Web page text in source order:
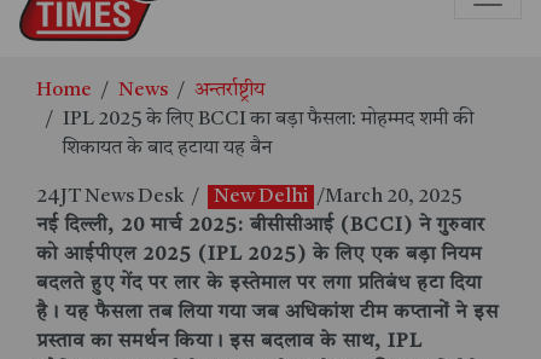
Home News
अन्तर्राष्ट्रीय
IPL 2025 के लिए BCCI का बड़ा फैसला: मोहम्मद शमी की
शिकायत के बाद हटाया यह बैन
24JT News Desk / New Delhi /March 20, 2025
नई दिल्ली, 20 मार्च 2025: बीसीसीआई (BCCI) ने गुरुवार
को आईपीएल 2025 (IPL 2025) के लिए एक बड़ा नियम
बदलते हुए गेंद पर लार के इस्तेमाल पर लगा प्रतिबंध हटा दिया
है। यह फैसला तब लिया गया जब अधिकांश टीम कप्तानों ने इस
प्रस्ताव का समर्थन किया। इस बदलाव के साथ, IPL